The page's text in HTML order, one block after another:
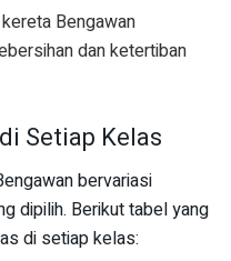
Bengawan
dan ketertiban
Setiap Kelas
bervariasi
dipilih. Berikut tabel yang
di setiap kelas: